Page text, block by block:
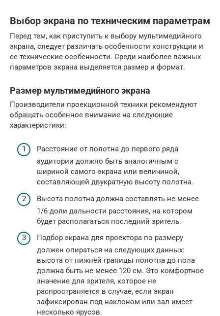
Выбор экрана по техническим параметрам
Перед тем, как приступить к выбору мультимедийного
экрана, следует различать особенности конструкции и
ее технические особенности. Среди наиболее важных
параметров экрана выделяется размер и формат.
Размер мультимедийного экрана
Производители проекционной техники рекомендуют
обращать особенное внимание на следующие
характеристики:
Расстояние от полотна до первого ряда
аудитории должно быть аналогичным с
шириной самого экрана или величиной,
составляющей двукратную высоту полотна.
Высота полотна должна составлять не менее
1/6 доли дальности расстояния, на котором
будет располагаться последний зритель.
Подбор экрана для проектора по размеру
должен опираться на следующих данных:
высота от нижней границы полотна до пола
должна быть не менее 120 см. Это комфортное
значение для зрителя, которое не
распространяется в случае, если экран
зафиксирован под наклоном или зал имеет
несколько ярусов.